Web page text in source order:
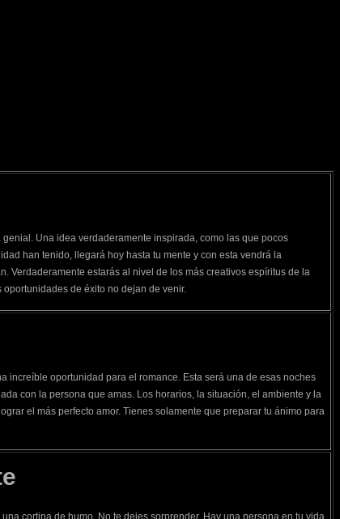
genial. Una idea verdaderamente inspirada, como las que pocos
han tenido, llegará hoy hasta tu mente y con esta vendrá la
Verdaderamente estarás al nivel de los más creativos espíritus de la
de éxito no dejan de venir.
increíble oportunidad para el romance. Esta será una de esas noches
con la persona que amas. Los horarios, la situación, el ambiente y la
el más perfecto amor. Tienes solamente que preparar tu ánimo para
cortina de humo. No te dejes sorprender. Hay una persona en tu vida